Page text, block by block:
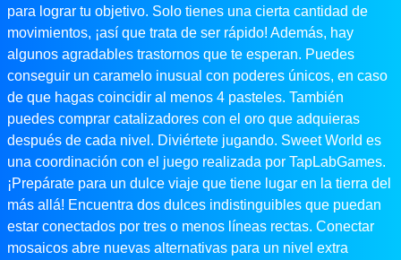
para lograr tu objetivo. Solo tienes una cierta cantidad de
movimientos, ¡así que trata de ser rápido! Además, hay
algunos agradables trastornos que te esperan. Puedes
conseguir un caramelo inusual con poderes únicos, en caso
de que hagas coincidir al menos 4 pasteles. También
puedes comprar catalizadores con el oro que adquieras
después de cada nivel. Diviértete jugando. Sweet World es
una coordinación con el juego realizada por TapLabGames.
¡Prepárate para un dulce viaje que tiene lugar en la tierra del
más allá! Encuentra dos dulces indistinguibles que puedan
estar conectados por tres o menos líneas rectas. Conectar
mosaicos abre nuevas alternativas para un nivel extra